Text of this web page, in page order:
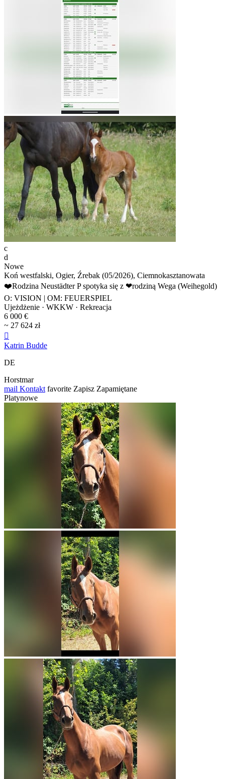
c
d
Nowe
Koń westfalski, Ogier, Źrebak (05/2026), Ciemnokasztanowata
❤️Rodzina Neustädter P spotyka się z ❤rodziną Wega (Weihegold)
O: VISION | OM: FEUERSPIEL
Ujeżdżenie · WKKW · Rekreacja
6 000 €
~ 27 624 zł

Katrin Budde
DE
Horstmar
mail Kontakt favorite Zapisz Zapamiętane
Platynowe